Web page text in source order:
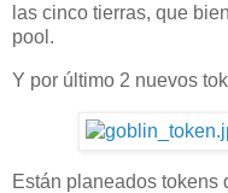
las cinco tierras, que
pool.
Y por último 2 nuevos
Están planeados tokens